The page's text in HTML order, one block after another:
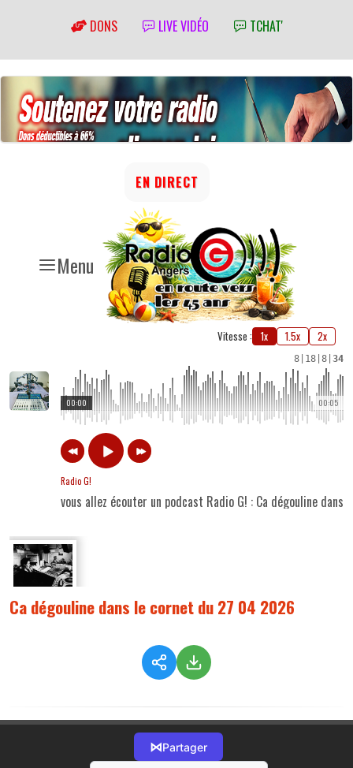
DONS LIVE VIDÉO TCHAT'
Menu
EN DIRECT
Vitesse : 1x 1.5x 2x
8 18 8 34
00:05
00:00
Radio G!
vous allez écouter un podcast Radio G! : Ca dégouline
Ca dégouline dans le cornet du 27 04 2026
⋈Partager